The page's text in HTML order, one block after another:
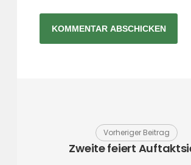
Vorheriger Beitrag
Zweite feiert